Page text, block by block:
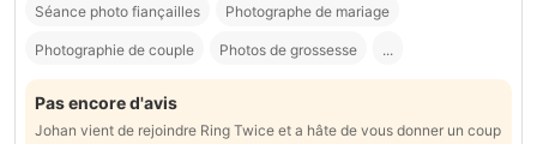
Séance photo fiançailles Photographe de mariage
Photographie de couple Photos de grossesse ...
Pas encore d'avis
Johan vient de rejoindre Ring Twice et a hâte de vous donner un coup